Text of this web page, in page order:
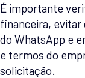
É importante
financeira, evitar
do WhatsApp e
e termos do
solicitação.